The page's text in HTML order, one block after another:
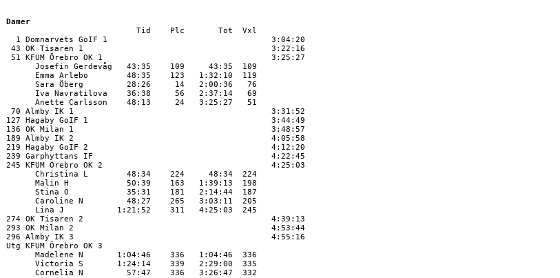
Damer
Tid    Plc       Tot  Vxl
  1 Domnarvets GoIF 1                                  3:04:20
43 OK Tisaren 1                                       3:22:16
51 KFUM Örebro OK 1                                   3:25:27
      Josefin Gerdevåg   43:35    109     43:35  109
      Emma Arlebo        48:35    123   1:32:10  119
      Sara Öberg         28:26     14   2:00:36   76
      Iva Navratilova    36:38     56   2:37:14   69
      Anette Carlsson    48:13     24   3:25:27   51
70 Almby IK 1                                         3:31:52
127 Hagaby GoIF 1                                      3:44:49
136 OK Milan 1                                         3:48:57
189 Almby IK 2                                         4:05:58
219 Hagaby GoIF 2                                      4:12:20
239 Garphyttans IF                                     4:22:45
245 KFUM Örebro OK 2                                   4:25:03
      Christina L        48:34    224     48:34  224
      Malin H            50:39    163   1:39:13  198
      Stina Ö            35:31    181   2:14:44  187
      Caroline N         48:27    265   3:03:11  205
      Lina J           1:21:52    311   4:25:03  245
274 OK Tisaren 2                                       4:39:13
293 OK Milan 2                                         4:53:44
296 Almby IK 3                                         4:55:16
Utg KFUM Örebro OK 3
      Madelene N       1:04:46    336   1:04:46  336
      Victoria S       1:24:14    339   2:29:00  335
      Cornelia N         57:47    336   3:26:47  332